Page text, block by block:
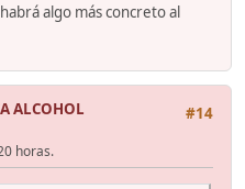
algo más concreto al
#14
ALCOHOL
horas.